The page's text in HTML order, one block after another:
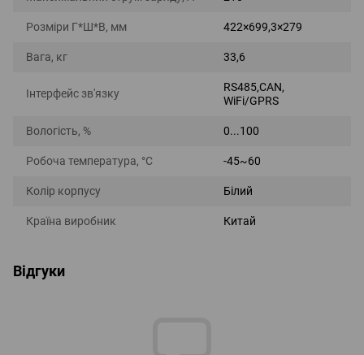
Розміри Г*Ш*В, мм 422×699,3×279
Вага, кг 33,6
Інтерфейс зв'язку
RS485,CAN,
WiFi/GPRS
Вологість, % 0...100
Робоча температура, °С -45~60
Колір корпусу Білий
Країна виробник Китай
Відгуки